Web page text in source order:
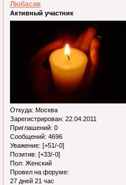
Любасик
Активный участник
Откуда: Москва
Зарегистрирован: 22.04.2011
Приглашений: 0
Сообщений: 4696
Уважение: [+51/-0]
Позитив: [+33/-0]
Пол: Женский
Провел на форуме:
27 дней 21 час